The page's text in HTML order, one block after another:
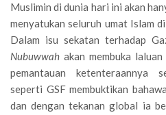
Muslimin di dunia hari ini akan
menyatukan seluruh umat Islam
Dalam isu sekatan terhadap
Nubuwwah akan membuka
pemantauan ketenteraannya
seperti GSF membuktikan
dan dengan tekanan global ia